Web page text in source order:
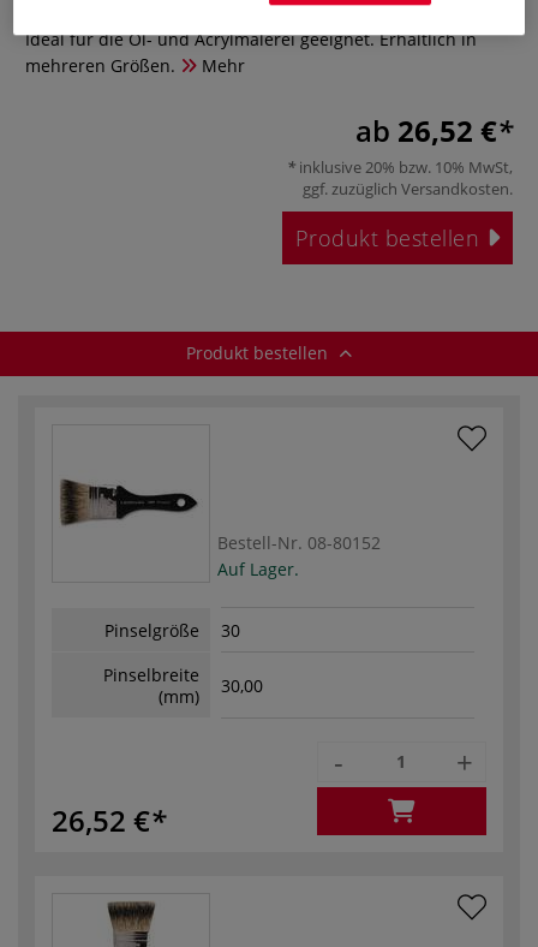
lackiertem Griff. Gute Aufnahmefähigkeit. Robustes Haar.
Ideal für die Öl- und Acrylmalerei geeignet. Erhältlich in
mehreren Größen.
Mehr
ab 26,52 €
inklusive 20% bzw. 10% MwSt,
ggf. zuzüglich Versandkosten.
Produkt bestellen
Produkt bestellen
Bestell-Nr. 08-80152
Auf Lager.
Pinselgröße
30
Pinselbreite
(mm)
30,00
26,52 €
- +